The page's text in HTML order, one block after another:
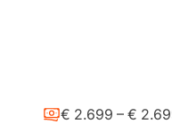
€ 2.699 – €